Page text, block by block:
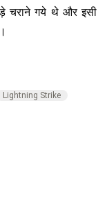
चराने गये थे और इसी
Lightning Strike